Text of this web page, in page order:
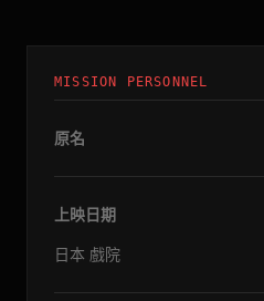
MISSION PERSONNEL
原名
上映日期
日本 戲院